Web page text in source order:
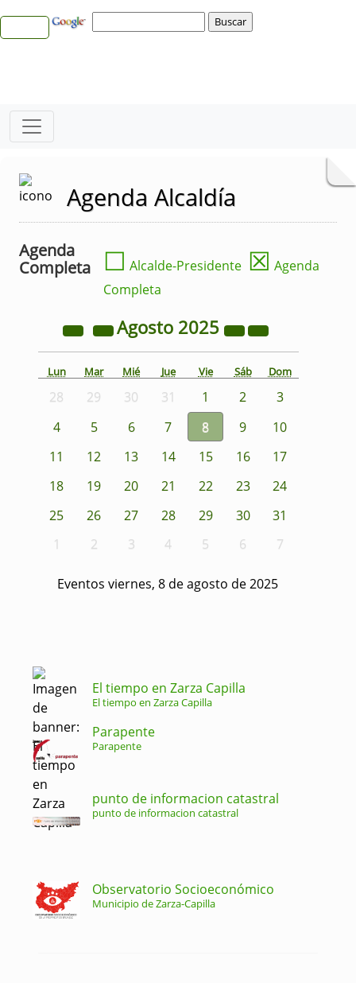
Agenda Alcaldía
Agenda
Completa
☐ Alcalde-Presidente ☒ Agenda
Completa
Agosto 2025
Lun Mar Mié Jue Vie Sáb Dom
28 29 30 31 1 2
3
4
5 6 7 8 9
10
11
12 13 14 15 16
17
18
19 20 21 22 23
24
25
26 27 28 29 30
31
1
2 3 4 5 6 7
Eventos viernes, 8 de agosto de 2025
El tiempo en Zarza Capilla
El tiempo en Zarza Capilla
Parapente
Parapente
punto de informacion catastral
punto de informacion catastral
Observatorio Socioeconómico
Municipio de Zarza-Capilla